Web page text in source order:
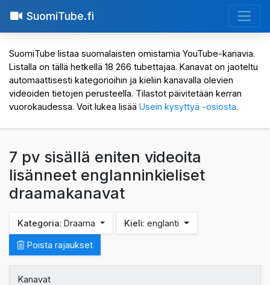
SuomiTube.fi
SuomiTube listaa suomalaisten omistamia YouTube-kanavia.
Listalla on tällä hetkellä 18 266 tubettajaa. Kanavat on jaoteltu
automaattisesti kategorioihin ja kieliin kanavalla olevien
videoiden tietojen perusteella. Tilastot päivitetään kerran
vuorokaudessa. Voit lukea lisää Usein kysyttyä -osiosta.
7 pv sisällä eniten videoita
lisänneet englanninkieliset
draamakanavat
Kategoria: Draama Kieli: englanti
Poista rajaukset
Kanavat